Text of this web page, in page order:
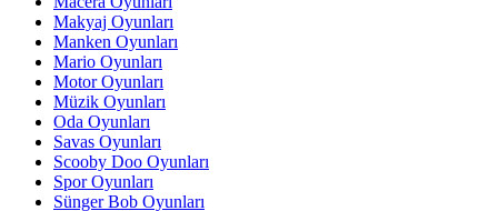
Makyaj Oyunları
Manken Oyunları
Mario Oyunları
Motor Oyunları
Müzik Oyunları
Oda Oyunları
Savas Oyunları
Scooby Doo Oyunları
Spor Oyunları
Sünger Bob Oyunları